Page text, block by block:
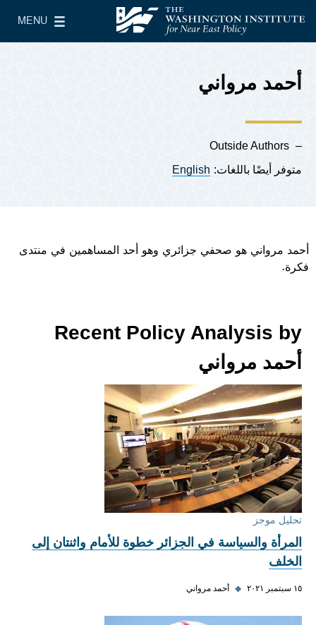
معهد واشنطن لسياسات الشرق الأدنى
MENU
Main Menu
أحمد مرواني
Outside Authors
متوفر أيضًا باللغات: English
أحمد مرواني هو صحفي جزائري وهو أحد المساهمين في منتدى
فكرة.
Recent Policy Analysis by
أحمد مرواني
تحليل موجز
المرأة والسياسة في الجزائر خطوة للأمام واثنتان إلى
الخلف
١٥ سبتمبر ٢٠٢١ ◆ أحمد مرواني